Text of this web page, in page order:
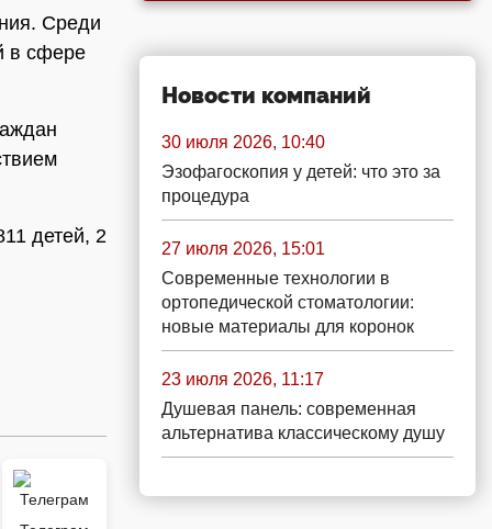
Среди
в сфере
детей, 2
Новости компаний
30 июля 2026, 10:40
Эзофагоскопия у детей: что это за
процедура
27 июля 2026, 15:01
Современные технологии в
ортопедической стоматологии:
новые материалы для коронок
23 июля 2026, 11:17
Душевая панель: современная
альтернатива классическому душу